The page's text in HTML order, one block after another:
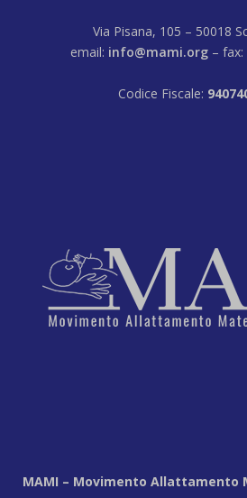
Via Pisana, 105 – 50018
email: info@mami.org – fax:
Codice Fiscale:
MAMI – Movimento Allattamento